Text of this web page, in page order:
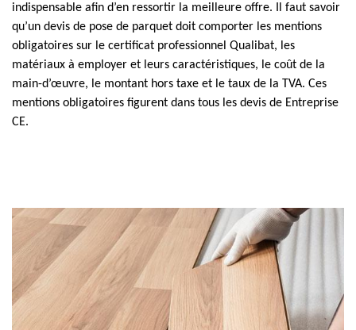
indispensable afin d’en ressortir la meilleure offre. Il faut savoir
qu’un devis de pose de parquet doit comporter les mentions
obligatoires sur le certificat professionnel Qualibat, les
matériaux à employer et leurs caractéristiques, le coût de la
main-d’œuvre, le montant hors taxe et le taux de la TVA. Ces
mentions obligatoires figurent dans tous les devis de Entreprise
CE.